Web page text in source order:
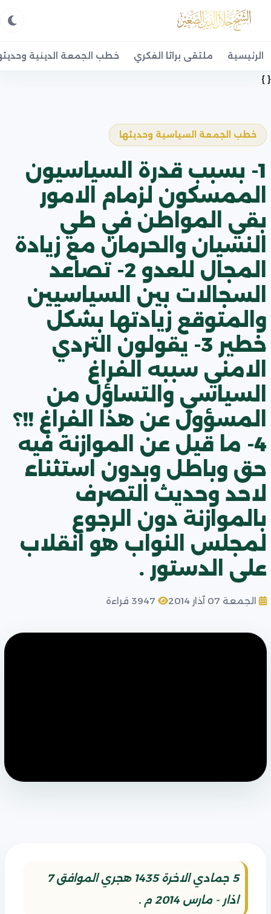
الرئيسية ملتقى براثا الفكري خطب الجمعة الدينية
{ }
خطب الجمعة السياسية وحديثها
1- بسبب قدرة السياسيون
الممسكون لزمام الامور
بقي المواطن في طي
النسيان والحرمان مع زيادة
المجال للعدو 2- تصاعد
السجالات بين السياسيين
والمتوقع زيادتها بشكل
خطير 3- يقولون التردي
الامني سببه الفراغ
السياسي والتساؤل من
المسؤول عن هذا الفراغ !!؟
4- ما قيل عن الموازنة فيه
حق وباطل وبدون استثناء
لاحد وحديث التصرف
بالموازنة دون الرجوع
لمجلس النواب هو انقلاب
على الدستور .
الجمعة 07 آذار 2014
5 جمادي الاخرة 1435 هجري الموافق 7
اذار - مارس 2014 م .